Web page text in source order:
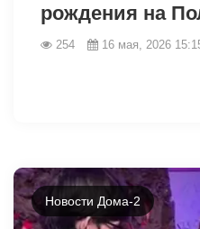
рождения на
254 16 мая, 2026
Новости Дома-2